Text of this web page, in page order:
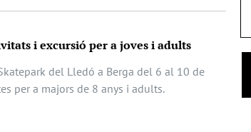
i excursió per a joves i adults
del Lledó a Berga del 6 al 10 de
per a majors de 8 anys i adults.